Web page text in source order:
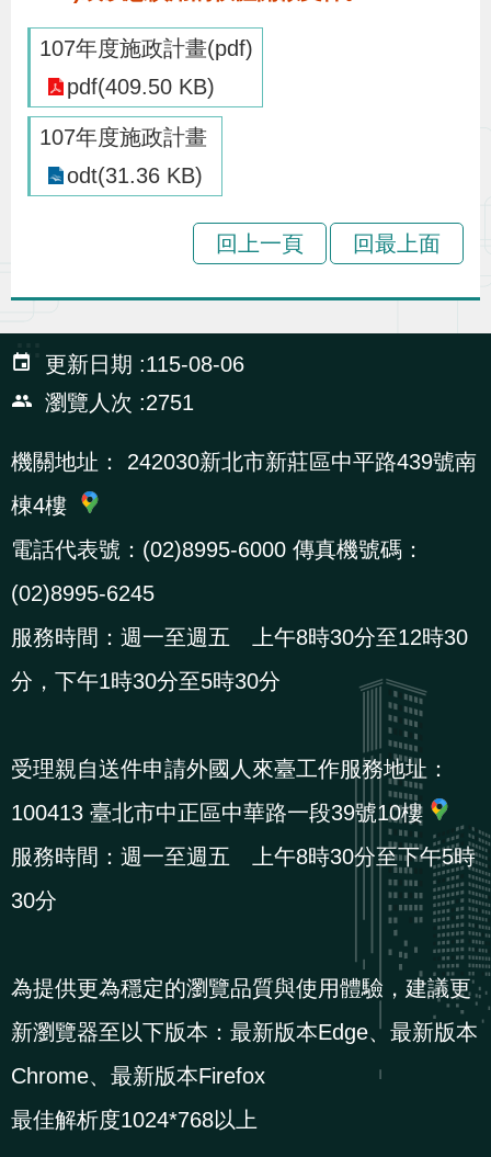
區
辦
導
專
區
關
連
站
導
意
信
字
客
計
資
n
g
s
h
首
頁
S
S
隱
及
資
安
全
107年度施政計畫(pdf)
pdf(409.50 KB)
107年度施政計畫
odt(31.36 KB)
回上一頁 回最上面
:::
更新日期
115-08-06
瀏覽人次
2751
機關地址：
242030新北市新莊區中平路439號南
棟4樓
電話代表號：(02)8995-6000 傳真機號碼：
(02)8995-6245
服務時間：週一至週五 上午8時30分至12時30
分，下午1時30分至5時30分
受理親自送件申請外國人來臺工作服務地址：
100413 臺北市中正區中華路一段39號10樓
服務時間：週一至週五 上午8時30分至下午5時
30分
為提供更為穩定的瀏覽品質與使用體驗，建議更
新瀏覽器至以下版本：最新版本Edge、最新版本
Chrome、最新版本Firefox
最佳解析度1024*768以上